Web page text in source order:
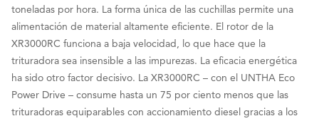
toneladas por hora. La forma única de las cuchillas permite una
alimentación de material altamente eficiente. El rotor de la
XR3000RC funciona a baja velocidad, lo que hace que la
trituradora sea insensible a las impurezas. La eficacia energética
ha sido otro factor decisivo. La XR3000RC – con el UNTHA Eco
Power Drive – consume hasta un 75 por ciento menos que las
trituradoras equiparables con accionamiento diesel gracias a los